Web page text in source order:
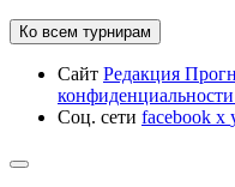
Ко всем турнирам
Сайт Редакция
конфиденциальности
Соц. сети facebook x